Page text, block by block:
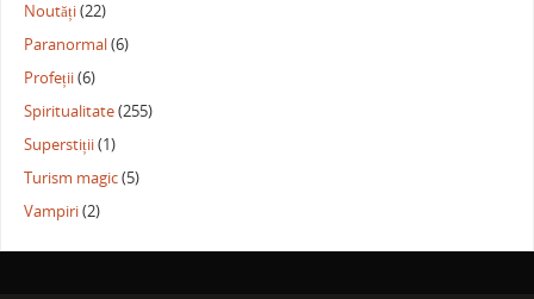
Noutăți(22)
Paranormal(6)
Profeții(6)
Spiritualitate(255)
Superstiții(1)
Turism magic(5)
Vampiri(2)